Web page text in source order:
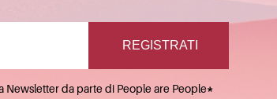
Newsletter da parte di People are People*